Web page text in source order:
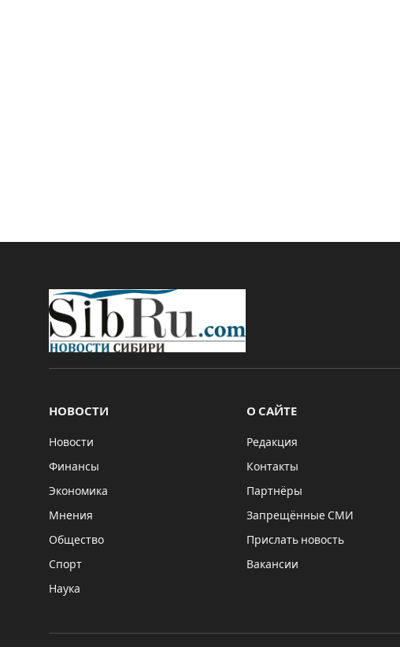
НОВОСТИ
Новости
Финансы
Экономика
Мнения
Общество
Спорт
Наука
О САЙТЕ
Редакция
Контакты
Партнёры
Запрещённые СМИ
Прислать новость
Вакансии